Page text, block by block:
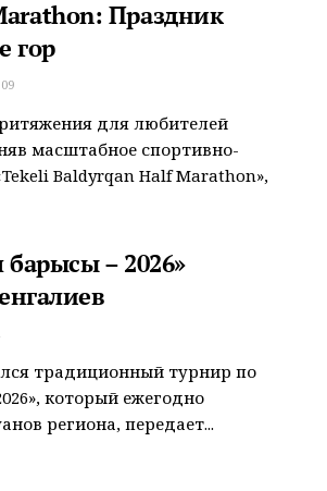
Праздник
гор
для любителей
масштабное спортивно-
Baldyrqan Half Marathon»,
– 2026»
традиционный турнир по
который ежегодно
региона, передает...